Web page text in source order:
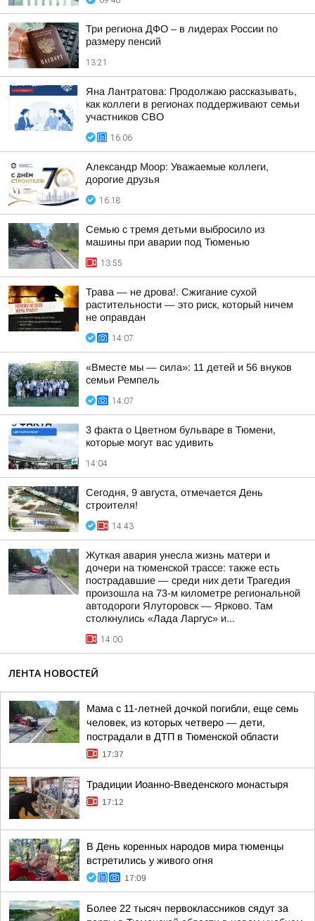
Три региона ДФО – в лидерах России по
размеру пенсий
13:21
Яна Лантратова: Продолжаю рассказывать,
как коллеги в регионах поддерживают семьи
участников СВО
16:06
Александр Моор: Уважаемые коллеги,
дорогие друзья
16:18
Семью с тремя детьми выбросило из
машины при аварии под Тюменью
13:55
Трава — не дрова!. Сжигание сухой
растительности — это риск, который ничем
не оправдан
14:07
«Вместе мы — сила»: 11 детей и 56 внуков
семьи Ремпель
14:07
3 факта о Цветном бульваре в Тюмени,
которые могут вас удивить
14:04
Сегодня, 9 августа, отмечается День
строителя!
14:43
Жуткая авария унесла жизнь матери и
дочери на тюменской трассе: также есть
пострадавшие — среди них дети Трагедия
произошла на 73-м километре региональной
автодороги Ялуторовск — Ярково. Там
столкнулись «Лада Ларгус» и...
14:00
ЛЕНТА НОВОСТЕЙ
Мама с 11-летней дочкой погибли, еще семь
человек, из которых четверо — дети,
пострадали в ДТП в Тюменской области
17:37
Традиции Иоанно-Введенского монастыря
17:12
В День коренных народов мира тюменцы
встретились у живого огня
17:09
Более 22 тысяч первоклассников сядут за